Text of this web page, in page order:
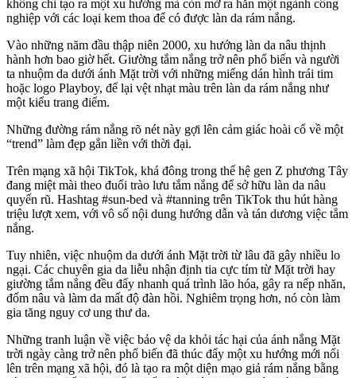
không chỉ tạo ra một xu hướng mà còn mở ra hẳn một ngành công
nghiệp với các loại kem thoa để có được làn da rám nắng.
Vào những năm đầu thập niên 2000, xu hướng làn da nâu thịnh
hành hơn bao giờ hết. Giường tắm nắng trở nên phổ biến và người
ta nhuộm da dưới ánh Mặt trời với những miếng dán hình trái tim
hoặc logo Playboy, để lại vệt nhạt màu trên làn da rám nắng như
một kiểu trang điểm.
Những đường rám nắng rõ nét này gợi lên cảm giác hoài cổ về một
“trend” làm đẹp gắn liền với thời đại.
Trên mạng xã hội TikTok, khá đông trong thế hệ gen Z phương Tây
đang miệt mài theo đuổi trào lưu tắm nắng để sở hữu làn da nâu
quyến rũ. Hashtag #sun-bed và #tanning trên TikTok thu hút hàng
triệu lượt xem, với vô số nội dung hướng dẫn và tán dương việc tắm
nắng.
Tuy nhiên, việc nhuộm da dưới ánh Mặt trời từ lâu đã gây nhiều lo
ngại. Các chuyên gia da liễu nhận định tia cực tím từ Mặt trời hay
giường tắm nắng đều đẩy nhanh quá trình lão hóa, gây ra nếp nhăn,
đốm nâu và làm da mất độ đàn hồi. Nghiêm trọng hơn, nó còn làm
gia tăng nguy cơ ung thư da.
Những tranh luận về việc bảo vệ da khỏi tác hại của ánh nắng Mặt
trời ngày càng trở nên phổ biến đã thúc đẩy một xu hướng mới nổi
lên trên mạng xã hội, đó là tạo ra một diện mạo giả rám nắng bằng